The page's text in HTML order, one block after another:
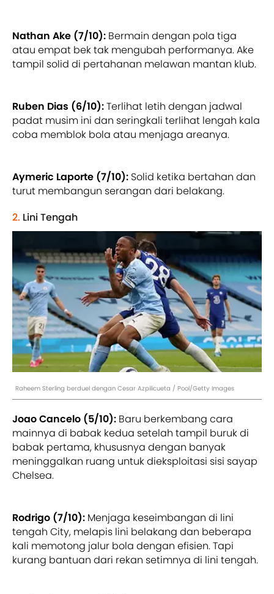
Nathan Ake (7/10): Bermain dengan pola tiga
atau empat bek tak mengubah performanya. Ake
tampil solid di pertahanan melawan mantan klub.
Ruben Dias (6/10):Terlihat letih dengan jadwal
padat musim ini dan seringkali terlihat lengah kala
coba memblok bola atau menjaga areanya.
Aymeric Laporte (7/10): Solid ketika bertahan dan
turut membangun serangan dari belakang.
2. Lini Tengah
Raheem Sterling berduel dengan Cesar Azpilicueta / Pool/Getty Images
Joao Cancelo (5/10): Baru berkembang cara
mainnya di babak kedua setelah tampil buruk di
babak pertama, khususnya dengan banyak
meninggalkan ruang untuk dieksploitasi sisi sayap
Chelsea.
Rodrigo (7/10): Menjaga keseimbangan di lini
tengah City, melapis lini belakang dan beberapa
kali memotong jalur bola dengan efisien. Tapi
kurang bantuan dari rekan setimnya di lini tengah.